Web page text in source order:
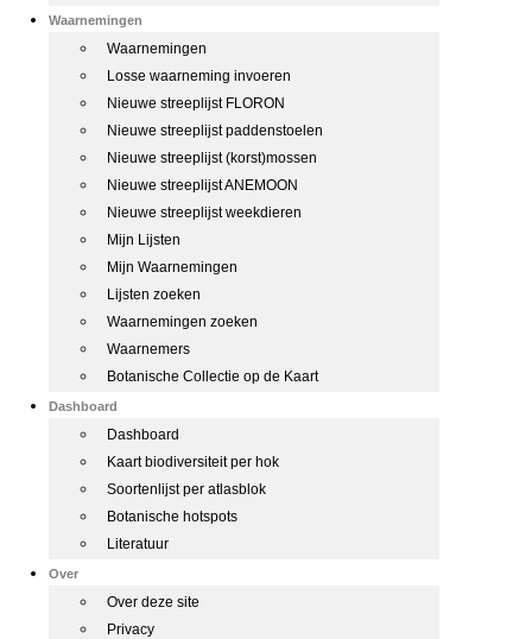
Waarnemingen
Waarnemingen
Losse waarneming invoeren
Nieuwe streeplijst FLORON
Nieuwe streeplijst paddenstoelen
Nieuwe streeplijst (korst)mossen
Nieuwe streeplijst ANEMOON
Nieuwe streeplijst weekdieren
Mijn Lijsten
Mijn Waarnemingen
Lijsten zoeken
Waarnemingen zoeken
Waarnemers
Botanische Collectie op de Kaart
Dashboard
Dashboard
Kaart biodiversiteit per hok
Soortenlijst per atlasblok
Botanische hotspots
Literatuur
Over
Over deze site
Privacy